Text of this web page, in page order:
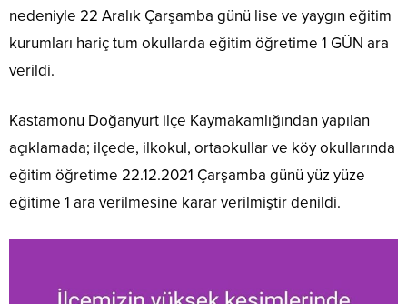
nedeniyle 22 Aralık Çarşamba günü lise ve yaygın eğitim
kurumları hariç tum okullarda eğitim öğretime 1 GÜN ara
verildi.
Kastamonu Doğanyurt ilçe Kaymakamlığından yapılan
açıklamada; ilçede, ilkokul, ortaokullar ve köy okullarında
eğitim öğretime 22.12.2021 Çarşamba günü yüz yüze
eğitime 1 ara verilmesine karar verilmiştir denildi.